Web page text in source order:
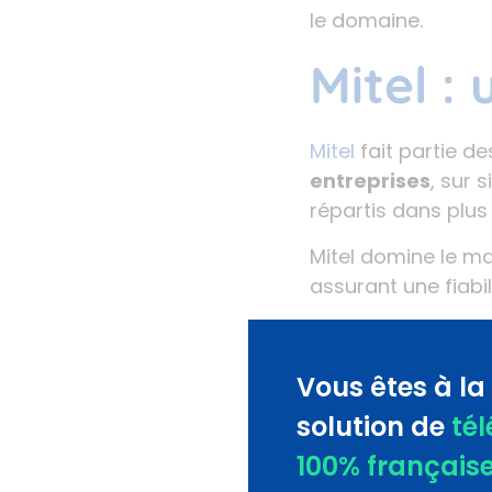
le domaine.
Mitel :
Mitel fait partie
entreprises, sur
répartis dans plus
Mitel domine le
assurant une
MiVoice Business
Vous êtes à
solution de
100%